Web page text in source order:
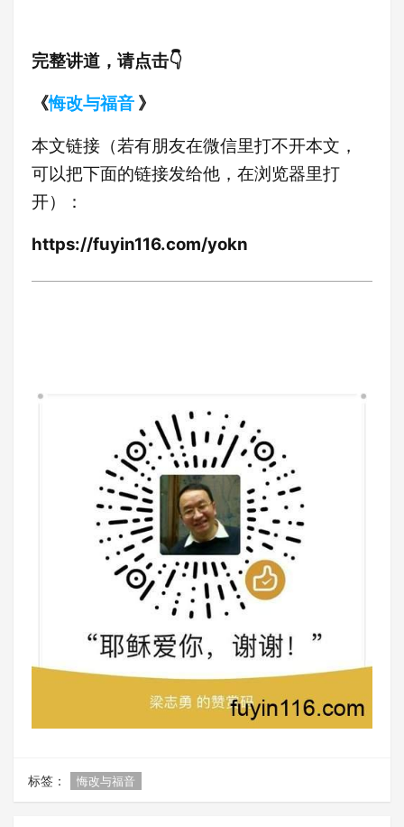
完整讲道，请点击👇
《悔改与福音 》
本文链接（若有朋友在微信里打不开本文，
可以把下面的链接发给他，在浏览器里打
开）：
https://fuyin116.com/yokn
标签： 悔改与福音